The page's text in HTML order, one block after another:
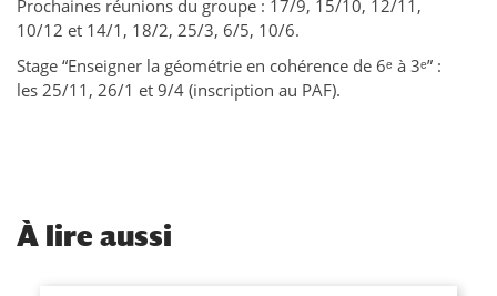
Prochaines réunions du groupe : 17/9, 15/10, 12/11,
10/12 et 14/1, 18/2, 25/3, 6/5, 10/6.
Stage “Enseigner la géométrie en cohérence de 6ᵉ à 3ᵉ” :
les 25/11, 26/1 et 9/4 (inscription au PAF).
À lire aussi